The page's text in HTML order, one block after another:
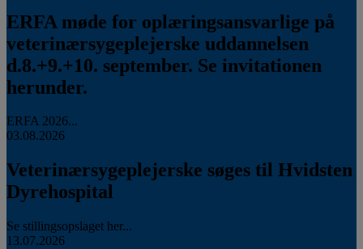
ERFA møde for oplæringsansvarlige på
veterinærsygeplejerske uddannelsen
d.8.+9.+10. september. Se invitationen
herunder.
ERFA 2026...
03.08.2026
Veterinærsygeplejerske søges til Hvidsten
Dyrehospital
Se stillingsopslaget her...
13.07.2026